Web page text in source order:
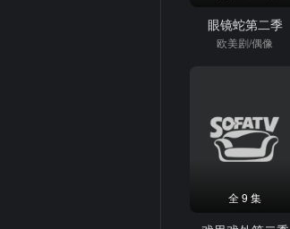
眼镜蛇第二季
欧美剧/偶像
全 9 集